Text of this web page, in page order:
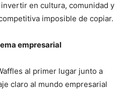
en cultura, comunidad y
imposible de copiar.
empresarial
al primer lugar junto a
claro al mundo empresarial